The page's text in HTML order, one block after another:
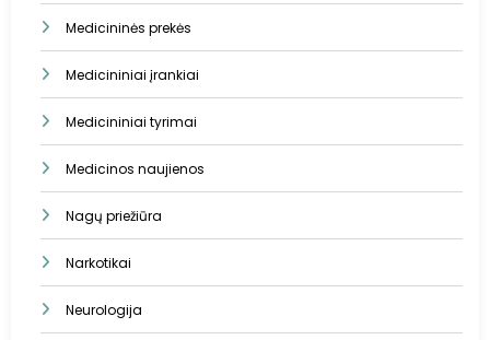
Medicininės prekės
Medicininiai įrankiai
Medicininiai tyrimai
Medicinos naujienos
Nagų priežiūra
Narkotikai
Neurologija